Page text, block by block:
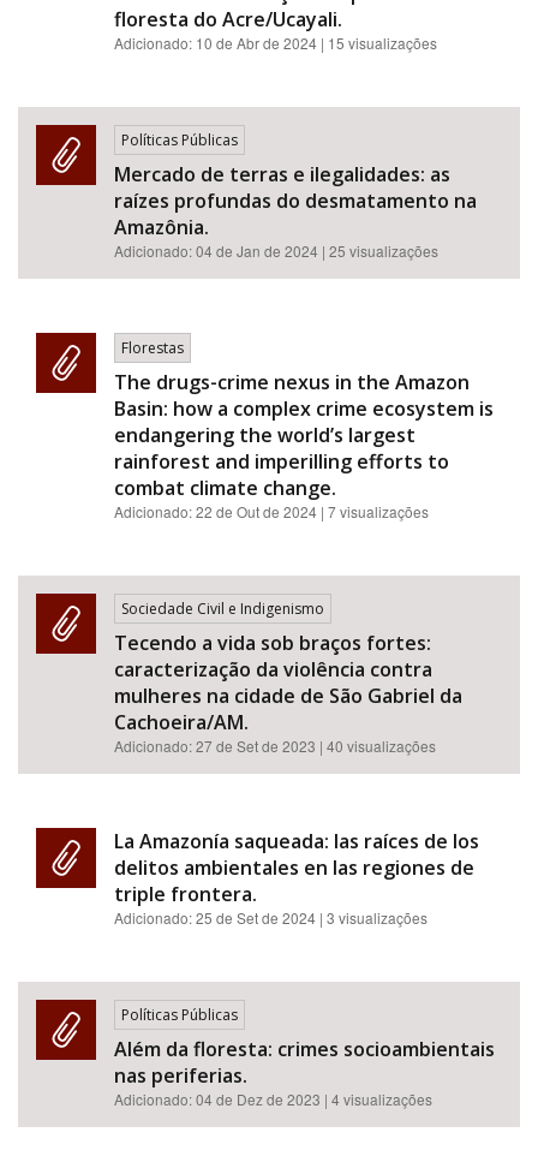
floresta do Acre/Ucayali.
Adicionado: 10 de Abr de 2024 | 15 visualizações
Políticas Públicas
Mercado de terras e ilegalidades: as
raízes profundas do desmatamento na
Amazônia.
Adicionado:04 de Jan de 2024 | 25 visualizações
Florestas
The drugs-crime nexus in the Amazon
Basin: how a complex crime ecosystem is
endangering the world’s largest
rainforest and imperilling efforts to
combat climate change.
Adicionado:22 de Out de 2024 | 7 visualizações
Sociedade Civil e Indigenismo
Tecendo a vida sob braços fortes:
caracterização da violência contra
mulheres na cidade de São Gabriel da
Cachoeira/AM.
Adicionado:27 de Set de 2023 | 40 visualizações
La Amazonía saqueada: las raíces de los
delitos ambientales en las regiones de
triple frontera.
Adicionado:25 de Set de 2024 | 3 visualizações
Políticas Públicas
Além da floresta: crimes socioambientais
nas periferias.
Adicionado:04 de Dez de 2023 | 4 visualizações